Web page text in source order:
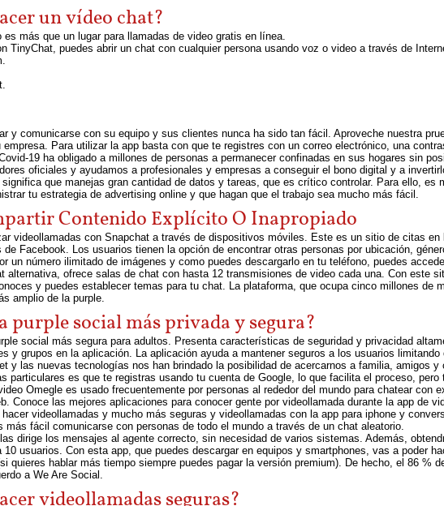
un vídeo chat?
es más que un lugar para llamadas de video gratis en línea.
TinyChat, puedes abrir un chat con cualquier persona usando voz o video a través de
y comunicarse con su equipo y sus clientes nunca ha sido tan fácil. Aproveche nuestra
empresa. Para utilizar la app basta con que te registres con un correo electrónico, una
19 ha obligado a millones de personas a permanecer confinadas en sus hogares sin
oficiales y ayudamos a profesionales y empresas a conseguir el bono digital y a
que manejas gran cantidad de datos y tareas, que es crítico controlar. Para ello, es
tu estrategia de advertising online y que hagan que el trabajo sea mucho más fácil.
Contenido Explícito O Inapropiado
videollamadas con Snapchat a través de dispositivos móviles. Este es un sitio de citas
de Facebook. Los usuarios tienen la opción de encontrar otras personas por ubicación,
un número ilimitado de imágenes y como puedes descargarlo en tu teléfono, puedes
alternativa, ofrece salas de chat con hasta 12 transmisiones de video cada una. Con este
y puedes establecer temas para tu chat. La plataforma, que ocupa cinco millones de
amplio de la purple.
purple social más privada y segura?
social más segura para adultos. Presenta características de seguridad y privacidad
y grupos en la aplicación. La aplicación ayuda a mantener seguros a los usuarios
y las nuevas tecnologías nos han brindado la posibilidad de acercarnos a familia, amigos
particulares es que te registras usando tu cuenta de Google, lo que facilita el proceso,
Omegle es usado frecuentemente por personas al rededor del mundo para chatear con
Conoce las mejores aplicaciones para conocer gente por videollamada durante la app de
videollamadas y mucho más seguras y videollamadas con la app para iphone y
más fácil comunicarse con personas de todo el mundo a través de un chat aleatorio.
dirige los mensajes al agente correcto, sin necesidad de varios sistemas. Además,
10 usuarios. Con esta app, que puedes descargar en equipos y smartphones, vas a poder
quieres hablar más tiempo siempre puedes pagar la versión premium). De hecho, el 86 %
a We Are Social.
videollamadas seguras?